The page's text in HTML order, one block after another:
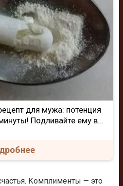
для мужа: потенция
Подливайте ему в...
Комплименты — это